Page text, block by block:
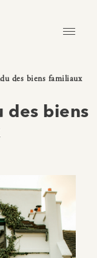
des biens familiaux
des biens